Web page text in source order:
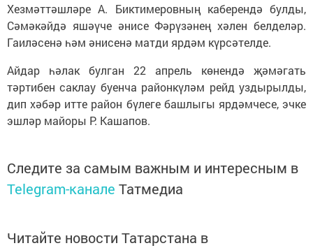
Хезмәттәшләре А. Биктимеровның каберендә булды,
Сәмәкәйдә яшәүче әнисе Фәрүзәнең хәлен белделәр.
Гаиләсенә һәм әнисенә матди ярдәм күрсәтелде.
Айдар һәлак булган 22 апрель көнендә җәмәгать
тәртибен саклау буенча районкүләм рейд уздырылды,
дип хәбәр итте район бүлеге башлыгы ярдәмчесе, эчке
эшләр майоры Р. Кашапов.
Следите за самым важным и интересным в
Telegram-канале Татмедиа
Читайте новости Татарстана в